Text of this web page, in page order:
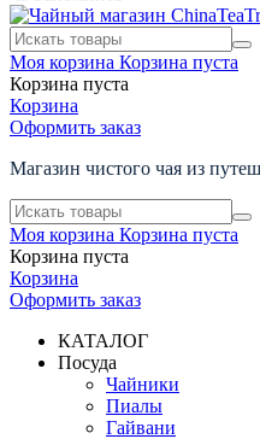
Моя корзина Корзина пуста
Корзина пуста
Корзина
Оформить заказ
Магазин чистого чая из
Моя корзина Корзина пуста
Корзина пуста
Корзина
Оформить заказ
КАТАЛОГ
Посуда
Чайники
Пиалы
Гайвани